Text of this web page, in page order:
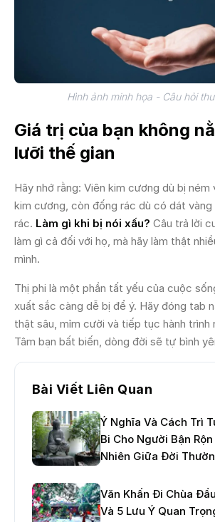
Hình ảnh minh họa - Câu hỏi
Giá trị của bạn không
lưỡi thế gian
Hãy nhớ rằng: Viên kim cương dù bị ném
kim cương, còn đống rác dù có dát vàng
rác. Làm gì khi bị nói xấu? Câu trả lời
làm gì cả đối với họ, mà hãy làm thật
mình.
Thị phi là một phần tất yếu của cuộc
xuất sắc càng dễ bị để ý. Hãy đóng tab
thật sâu, mỉm cười và tiếp tục hành trình
Tâm bạn bất biến, dòng đời sẽ tự bình
Bài Viết Liên Quan
Ý Nghĩa Và Cách Trì
Bi Cho Người Bận
Nhiên Giữa Đời
Văn Khấn Đi Chùa
Và 5 Lưu Ý Quan